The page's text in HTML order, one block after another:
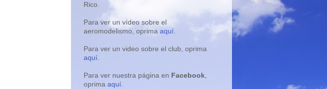
Rico.
Para ver un vídeo sobre el
aeromodelismo, oprima aquí
Para ver un video sobre el club, oprima
aquí
Para ver nuestra página en Facebook
oprima aquí